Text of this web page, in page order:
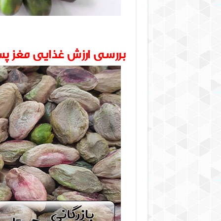
بررسی ارزش غذایی مغز